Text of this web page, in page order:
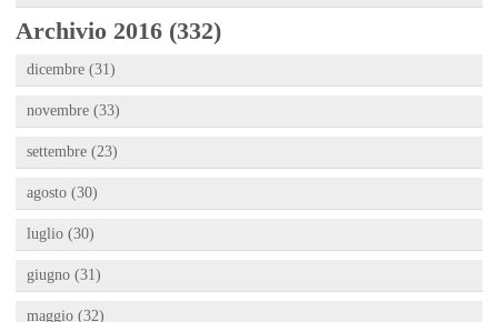
Archivio 2016 (332)
dicembre (31)
novembre (33)
settembre (23)
agosto (30)
luglio (30)
giugno (31)
maggio (32)